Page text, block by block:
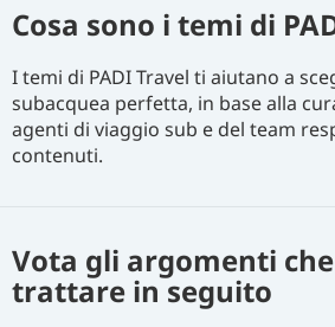
Cosa sono i temi di
I temi di PADI Travel ti aiutano a
subacquea perfetta, in base alla
agenti di viaggio sub e del team
contenuti.
Vota gli argomenti
trattare in seguito